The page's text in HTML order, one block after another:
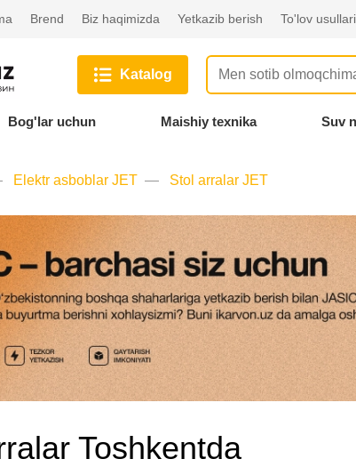
Brend Biz haqimizda Yetkazib berish To'lov usullari
Katalog
Bog'lar uchun Maishiy texnika Suv
Elektr asboblar JET Stol arralar JET
Toshkentda